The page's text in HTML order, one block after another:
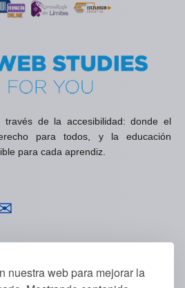
nuestra web para mejorar la
través de la accesibilidad: donde el
para todos, y la educación
para cada aprendiz.
YouTubeen Instagram